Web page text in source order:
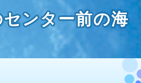
ンター前の海